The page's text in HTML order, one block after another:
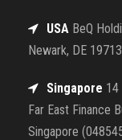
USA BeQ
Newark, DE
Singapore 14
Far East Finance
Singapore